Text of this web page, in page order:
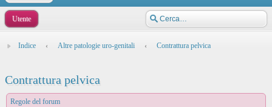
Utente
Indice ‹ Altre patologie uro-genitali ‹ Contrattura pelvica
Contrattura pelvica
Regole del forum